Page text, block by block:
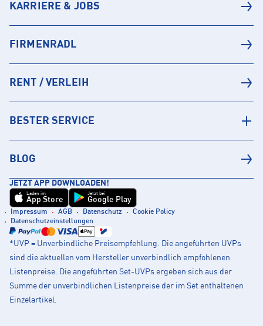
KARRIERE & JOBS
FIRMENRADL
RENT / VERLEIH
BESTER SERVICE
BLOG
JETZT APP DOWNLOADEN!
Laden im
App Store
Jetzt bei
Google Play
Impressum AGB Datenschutz
Cookie Policy
Datenschutzeinstellungen
*UVP = Unverbindliche Preisempfehlung. Die angeführten UVPs
sind die aktuellen vom Hersteller unverbindlich empfohlenen
Listenpreise. Die angeführten Set-UVPs ergeben sich aus der
Summe der unverbindlichen Listenpreise der im Set enthaltenen
Einzelartikel.